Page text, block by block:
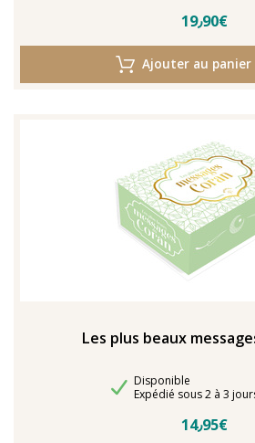
19٫90€
Ajouter au panier
Les plus beaux
Disponibilité
Disponible
Délais de livraison
Expédié sous 2 à 3
14٫95€